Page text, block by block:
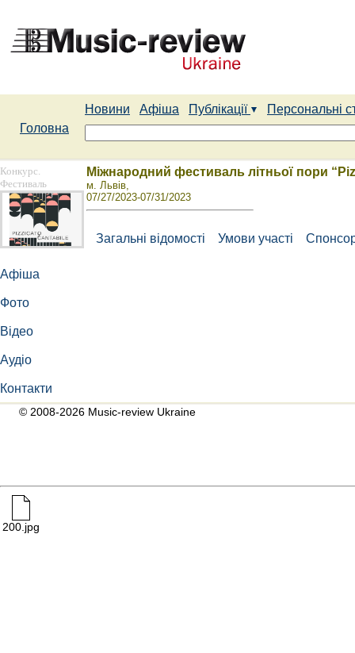
Новини Афіша Публікації
Персональні
Головна
Конкурс.
Фестиваль
Афіша
Фото
Відео
Аудіо
Контакти
Міжнародний фестиваль літньої пори
м. Львів,
07/27/2023-07/31/2023
Загальні відомості Умови участі
© 2008-2026 Music-review Ukraine
200.jpg